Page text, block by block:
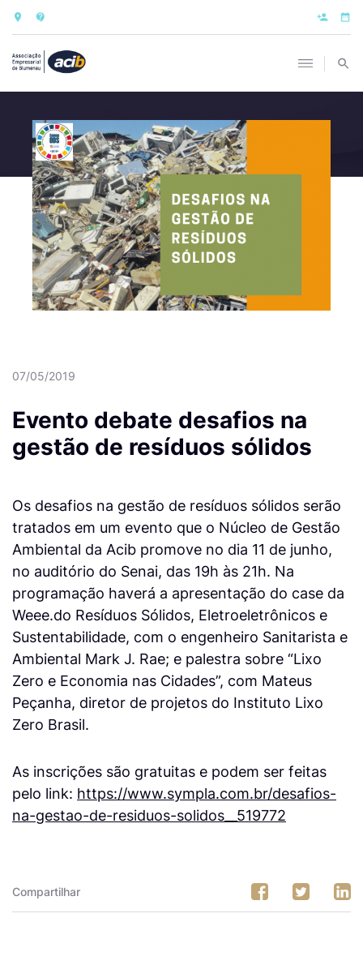
07/05/2019
Evento debate desafios na
gestão de resíduos sólidos
Os desafios na gestão de resíduos sólidos serão
tratados em um evento que o Núcleo de Gestão
Ambiental da Acib promove no dia 11 de junho,
no auditório do Senai, das 19h às 21h. Na
programação haverá a apresentação do case da
Weee.do Resíduos Sólidos, Eletroeletrônicos e
Sustentabilidade, com o engenheiro Sanitarista e
Ambiental Mark J. Rae; e palestra sobre “Lixo
Zero e Economia nas Cidades”, com Mateus
Peçanha, diretor de projetos do Instituto Lixo
Zero Brasil.
As inscrições são gratuitas e podem ser feitas
pelo link: https://www.sympla.com.br/desafios-
na-gestao-de-residuos-solidos__519772
Compartilhar